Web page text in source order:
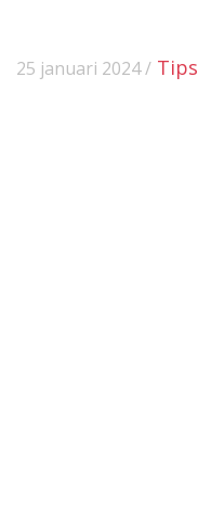
25 januari 2024 / Tips